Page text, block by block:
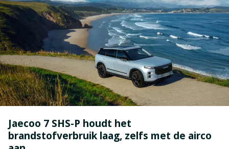
Jaecoo 7 SHS-P houdt het
brandstofverbruik laag, zelfs met de airco